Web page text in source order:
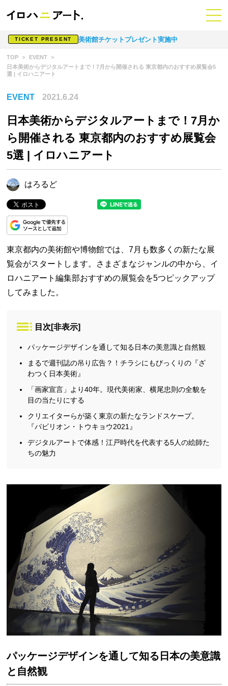
TICKET PRESENT 美術館チケットプレゼント実施中
TOP
EVENT
日本美術からデジタルアートまで！7月から開催される 東京都内のおすすめ展覧会5
選 | イロハニアート
EVENT 2021.6.24
日本美術からデジタルアートまで！7月か
ら開催される 東京都内のおすすめ展覧会
5選 | イロハニアート
はろるど
東京都内の美術館や博物館では、7月も数多くの新たな展
覧会がスタートします。さまざまなジャンルの中から、イ
ロハニアート編集部おすすめの展覧会を5つピックアップ
してみました。
目次 [非表示]
パッケージデザインを通して知る日本の美意識と自然観
まるで週刊誌の吊り広告？！チラシにもびっくりの『ざ
わつく日本美術』
「画家宣言」より40年。現代美術家、横尾忠則の全貌を
目の当たりにする
クリエイターらが築く東京の新たなランドスケープ。
『パビリオン・トウキョウ2021』
デジタルアートで体感！江戸時代を代表する5人の絵師た
ちの魅力
パッケージデザインを通して知る日本の美意識
と自然観